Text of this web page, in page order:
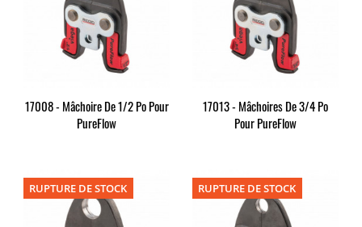
17008 - Mâchoire De 1/2 Po Pour
PureFlow
17013 - Mâchoires De 3/4 Po
Pour PureFlow
RUPTURE DE STOCK RUPTURE DE STOCK